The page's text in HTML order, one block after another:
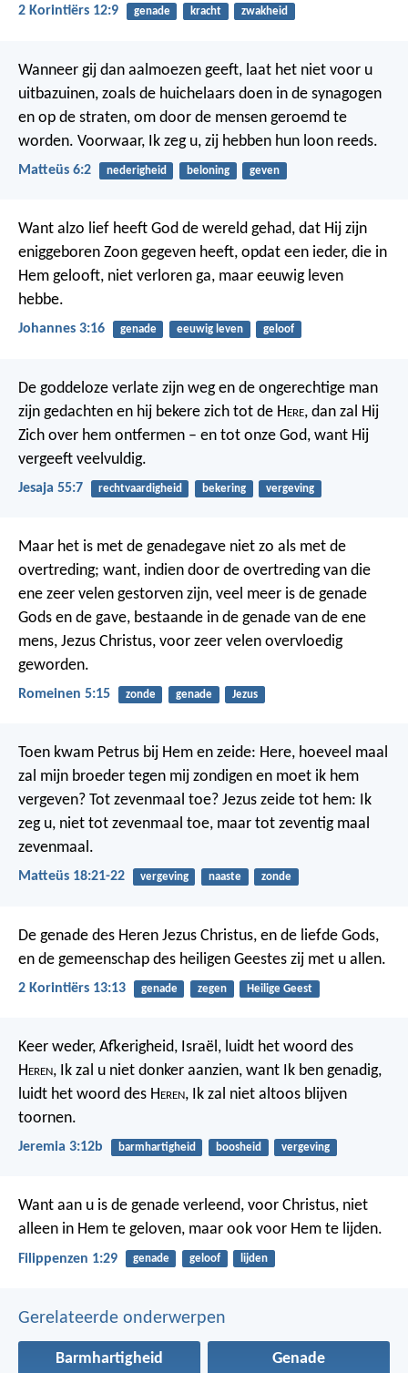
2 Korintiërs 12:9 genade kracht zwakheid
Wanneer gij dan aalmoezen geeft, laat het niet voor u
uitbazuinen, zoals de huichelaars doen in de synagogen
en op de straten, om door de mensen geroemd te
worden. Voorwaar, Ik zeg u, zij hebben hun loon reeds.
Matteüs 6:2 nederigheid beloning geven
Want alzo lief heeft God de wereld gehad, dat Hij zijn
eniggeboren Zoon gegeven heeft, opdat een ieder, die in
Hem gelooft, niet verloren ga, maar eeuwig leven
hebbe.
Johannes 3:16 genade eeuwig leven geloof
De goddeloze verlate zijn weg en de ongerechtige man
zijn gedachten en hij bekere zich tot de Here, dan zal Hij
Zich over hem ontfermen – en tot onze God, want Hij
vergeeft veelvuldig.
Jesaja 55:7 rechtvaardigheid bekering vergeving
Maar het is met de genadegave niet zo als met de
overtreding; want, indien door de overtreding van die
ene zeer velen gestorven zijn, veel meer is de genade
Gods en de gave, bestaande in de genade van de ene
mens, Jezus Christus, voor zeer velen overvloedig
geworden.
Romeinen 5:15 zonde genade Jezus
Toen kwam Petrus bij Hem en zeide: Here, hoeveel maal
zal mijn broeder tegen mij zondigen en moet ik hem
vergeven? Tot zevenmaal toe? Jezus zeide tot hem: Ik
zeg u, niet tot zevenmaal toe, maar tot zeventig maal
zevenmaal.
Matteüs 18:21-22 vergeving naaste zonde
De genade des Heren Jezus Christus, en de liefde Gods,
en de gemeenschap des heiligen Geestes zij met u allen.
2 Korintiërs 13:13 genade zegen Heilige Geest
Keer weder, Afkerigheid, Israël, luidt het woord des
Heren, Ik zal u niet donker aanzien, want Ik ben genadig,
luidt het woord des Heren, Ik zal niet altoos blijven
toornen.
Jeremia 3:12b barmhartigheid boosheid vergeving
Want aan u is de genade verleend, voor Christus, niet
alleen in Hem te geloven, maar ook voor Hem te lijden.
Filippenzen 1:29 genade geloof lijden
Gerelateerde onderwerpen
Barmhartigheid Genade